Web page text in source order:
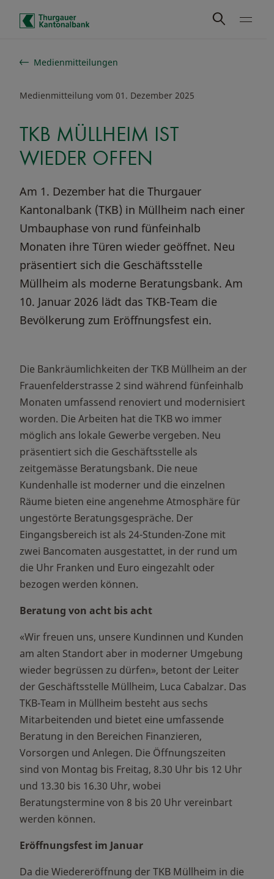
Schnelle Navigation
Medienmitteilungen
Medienmitteilung vom 01. Dezember 2025
TKB MÜLLHEIM IST
WIEDER OFFEN
Am 1. Dezember hat die Thurgauer
Kantonalbank (TKB) in Müllheim nach einer
Umbauphase von rund fünfeinhalb
Monaten ihre Türen wieder geöffnet. Neu
präsentiert sich die Geschäftsstelle
Müllheim als moderne Beratungsbank. Am
10. Januar 2026 lädt das TKB-Team die
Bevölkerung zum Eröffnungsfest ein.
Die Bankräumlichkeiten der TKB Müllheim an der
Frauenfelderstrasse 2 sind während fünfeinhalb
Monaten umfassend renoviert und modernisiert
worden. Die Arbeiten hat die TKB wo immer
möglich ans lokale Gewerbe vergeben. Neu
präsentiert sich die Geschäftsstelle als
zeitgemässe Beratungsbank. Die neue
Kundenhalle ist moderner und die einzelnen
Räume bieten eine angenehme Atmosphäre für
ungestörte Beratungsgespräche. Der
Eingangsbereich ist als 24-Stunden-Zone mit
zwei Bancomaten ausgestattet, in der rund um
die Uhr Franken und Euro eingezahlt oder
bezogen werden können.
Beratung von acht bis acht
«Wir freuen uns, unsere Kundinnen und Kunden
am alten Standort aber in moderner Umgebung
wieder begrüssen zu dürfen», betont der Leiter
der Geschäftsstelle Müllheim, Luca Cabalzar. Das
TKB-Team in Müllheim besteht aus sechs
Mitarbeitenden und bietet eine umfassende
Beratung in den Bereichen Finanzieren,
Vorsorgen und Anlegen. Die Öffnungszeiten
sind von Montag bis Freitag, 8.30 Uhr bis 12 Uhr
und 13.30 bis 16.30 Uhr, wobei
Beratungstermine von 8 bis 20 Uhr vereinbart
werden können.
Eröffnungsfest im Januar
Da die Wiedereröffnung der TKB Müllheim in die